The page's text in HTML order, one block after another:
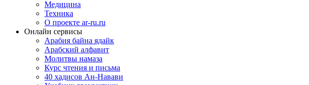
Медицина
Техника
О проекте ar-ru.ru
Онлайн сервисы
Арабия байна ядайк
Арабский алфавит
Молитвы намаза
Курс чтения и письма
40 хадисов Ан-Навави